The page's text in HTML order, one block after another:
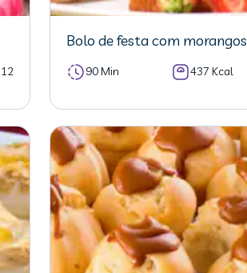
12
Bolo de festa com morangos
90 Min 437 Kcal